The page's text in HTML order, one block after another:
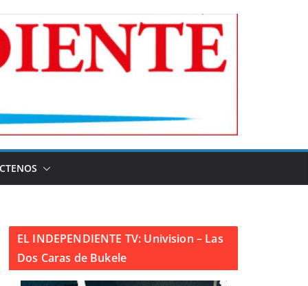
EL INDEPENDIENTE TV: Univision – Las
Dos Caras de Bukele